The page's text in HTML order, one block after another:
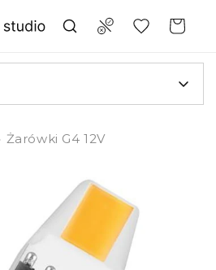
Compare
Translation missing:
pl.general.wishlist.title
Koszyk
Żarówki G4 12V